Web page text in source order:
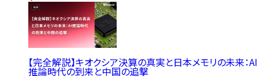
【完全解説】キオクシア決算の真実と日本メモリの未来：AI
推論時代の到来と中国の追撃